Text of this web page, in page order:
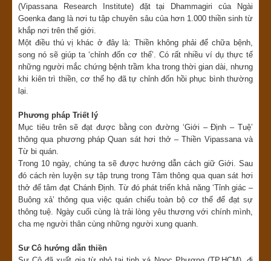
(Vipassana Research Institute) đặt tại Dhammagiri của Ngài
Goenka đang là nơi tu tập chuyên sâu của hơn 1.000 thiền sinh từ
khắp nơi trên thế giới.
Một điều thú vị khác ở đây là: Thiền không phải để chữa bệnh,
song nó sẽ giúp ta ‘chỉnh đốn cơ thể’. Có rất nhiều ví dụ thực tế
những người mắc chứng bệnh trầm kha trong thời gian dài, nhưng
khi kiên trì thiền, cơ thể họ đã tự chỉnh đốn hồi phục bình thường
lại.
Phương pháp Triết lý
Mục tiêu trên sẽ đạt được bằng con đường ‘Giới – Định – Tuệ’
thông qua phương pháp Quan sát hơi thở – Thiền Vipassana và
Từ bi quán.
Trong 10 ngày, chúng ta sẽ được hướng dẫn cách giữ Giới. Sau
đó cách rèn luyện sự tập trung trong Tâm thông qua quan sát hơi
thở để tâm đạt Chánh Định. Từ đó phát triển khả năng ‘Tỉnh giác –
Buông xả’ thông qua việc quán chiếu toàn bộ cơ thể để đạt sự
thông tuệ. Ngày cuối cùng là trải lòng yêu thương với chính mình,
cha mẹ người thân cùng những người xung quanh.
Sư Cô hướng dẫn thiền